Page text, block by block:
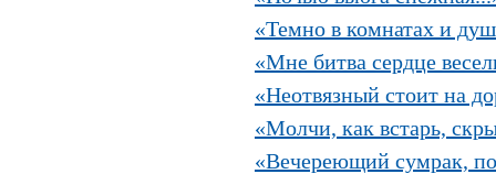
«Темно в комнатах и
«Мне битва сердце
«Неотвязный стоит на
«Молчи, как встарь,
«Вечереющий сумрак,